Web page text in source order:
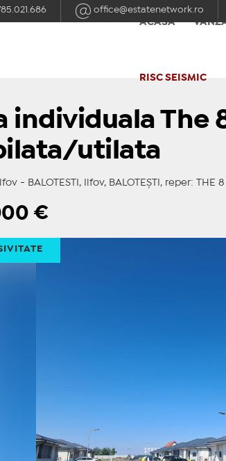
office@estatenetwork.ro
ACASĂ
RISC SEISMIC
individuala The
utilata
- BALOTESTI, Ilfov, BALOTEŞTI, reper: THE 8
€